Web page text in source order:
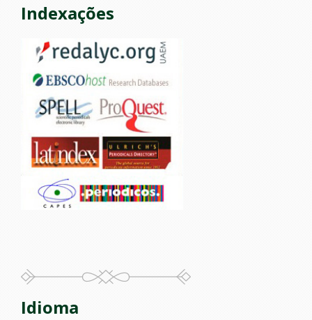
Indexações
Idioma